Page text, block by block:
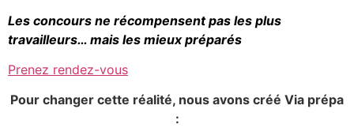
Les concours ne récompensent pas les plus
travailleurs… mais les mieux préparés
Prenez rendez-vous
Pour changer cette réalité, nous avons créé Via prépa
: